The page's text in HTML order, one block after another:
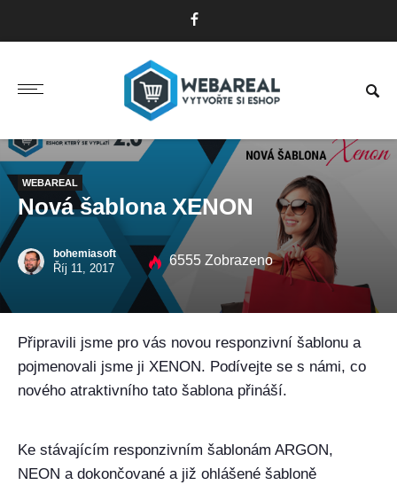
WEBAREAL
Nová šablona XENON
bohemiasoft
Říj 11, 2017
6555 Zobrazeno
Připravili jsme pro vás novou responzivní šablonu a
pojmenovali jsme ji XENON. Podívejte se s námi, co
nového atraktivního tato šablona přináší.
Ke stávajícím responzivním šablonám ARGON,
NEON a dokončované a již ohlášené šabloně